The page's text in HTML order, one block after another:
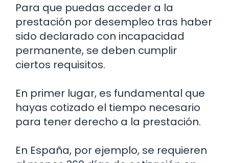
Para que puedas acceder a la
prestación por desempleo tras haber
sido declarado con incapacidad
permanente, se deben cumplir
ciertos requisitos.
En primer lugar, es fundamental que
hayas cotizado el tiempo necesario
para tener derecho a la prestación.
En España, por ejemplo, se requieren